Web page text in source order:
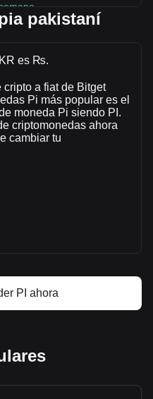
Pi es de ₨25.21 por PI y
en un suministro
586,241,325.79 PKR) en
de trading, el volumen de
Pi en Bitget
pakistaní
es ₨.
cripto a fiat de Bitget
Pi más popular es el
moneda Pi siendo PI.
criptomonedas ahora
cambiar tu
PI ahora